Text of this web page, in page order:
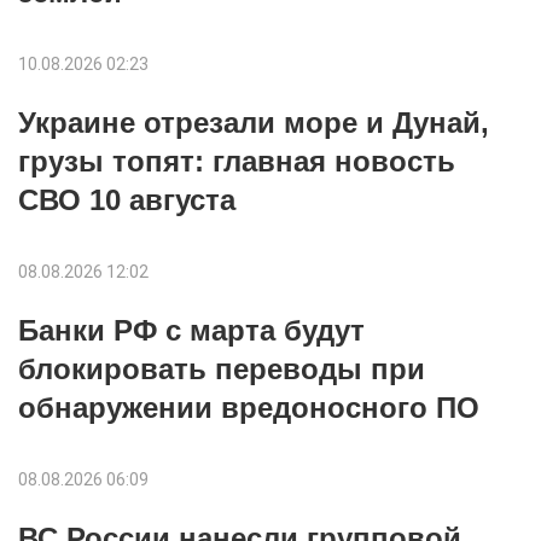
10.08.2026 02:23
Украине отрезали море и Дунай,
грузы топят: главная новость
СВО 10 августа
08.08.2026 12:02
Банки РФ с марта будут
блокировать переводы при
обнаружении вредоносного ПО
08.08.2026 06:09